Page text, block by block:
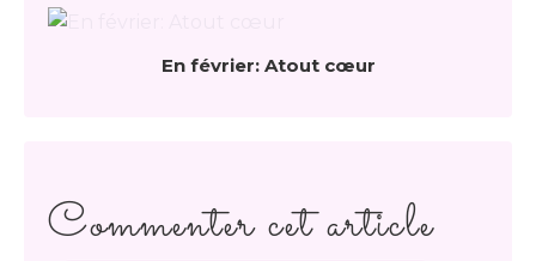
En février: Atout cœur
Commenter cet article